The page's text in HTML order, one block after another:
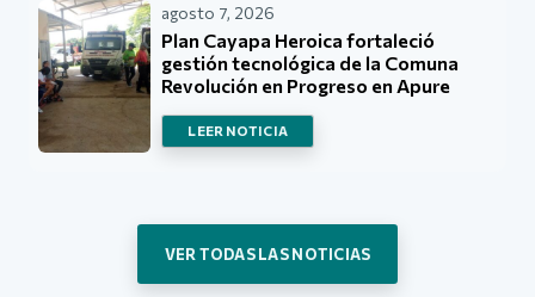
agosto 7, 2026
Plan Cayapa Heroica fortaleció
gestión tecnológica de la Comuna
Revolución en Progreso en Apure
LEER NOTICIA
VER TODAS LAS NOTICIAS